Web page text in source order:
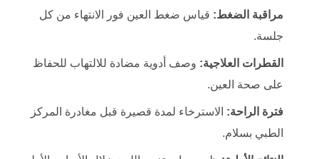
مراقبة الضغط: قياس ضغط العين فور الانتهاء من كل
جلسة.
القطرات العلاجية: وصف أدوية مضادة للالتهاب للحفاظ
على صحة العين.
فترة الراحة: الاسترخاء لمدة قصيرة قبل مغادرة المركز
الطبي بسلام.